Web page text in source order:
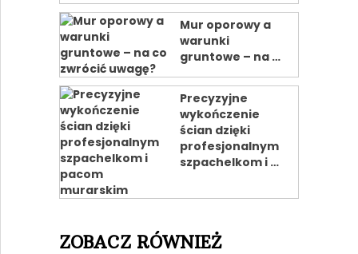
Mur oporowy a
warunki
gruntowe – na …
Precyzyjne
wykończenie
ścian dzięki
profesjonalnym
szpachelkom i …
ZOBACZ RÓWNIEŻ